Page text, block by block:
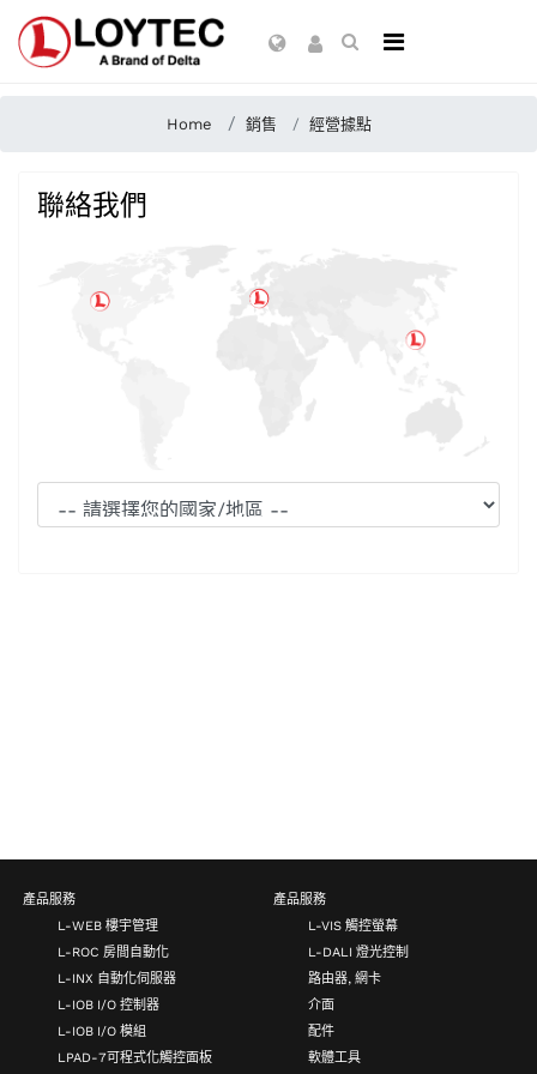
Home 銷售 經營據點
聯絡我們
產品服務
L-WEB 樓宇管理
L-ROC 房間自動化
L-INX 自動化伺服器
L-IOB I/O 控制器
L-IOB I/O 模組
LPAD-7可程式化觸控面板
產品服務
L-VIS 觸控螢幕
L-DALI 燈光控制
路由器, 網卡
介面
配件
軟體工具